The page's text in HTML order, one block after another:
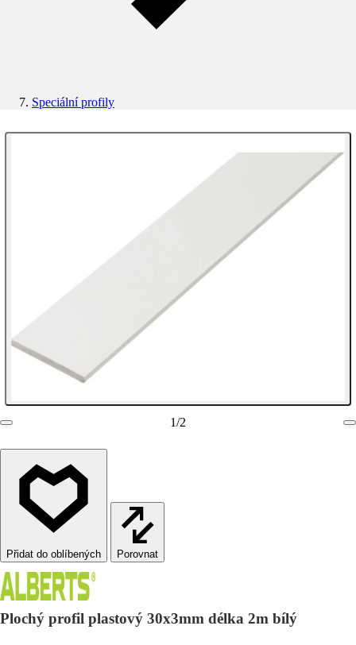
Speciální profily
1/2
Porovnat
Plochý profil plastový 30x3mm délka 2m bílý